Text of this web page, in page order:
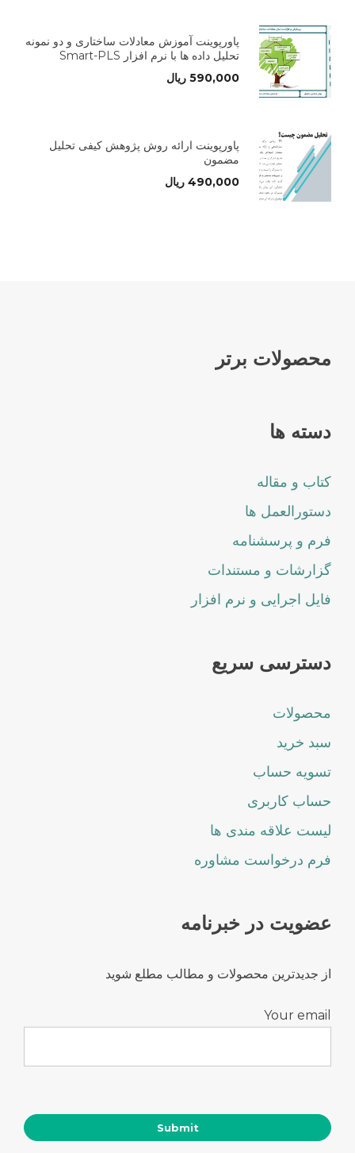
پاورپوینت آموزش معادلات ساختاری و دو نمونه
تحلیل داده ها با نرم افزار Smart-PLS
590,000 ریال
پاورپوینت ارائه روش پژوهش کیفی تحلیل
مضمون
490,000 ریال
محصولات برتر
دسته ها
کتاب و مقاله
دستورالعمل ها
فرم و پرسشنامه
گزارشات و مستندات
فایل اجرایی و نرم افزار
دسترسی سریع
محصولات
سبد خرید
تسویه حساب
حساب کاربری
لیست علاقه مندی ها
فرم درخواست مشاوره
عضویت در خبرنامه
از جدیدترین محصولات و مطالب مطلع شوید
Your email